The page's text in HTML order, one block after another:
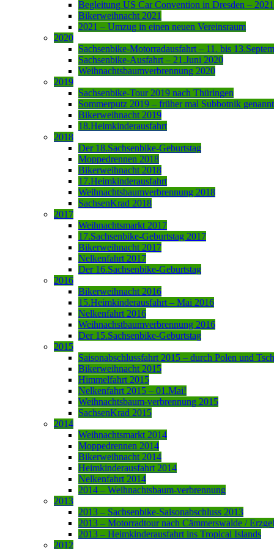
Begleitung US Car Convention in Dresden – 2021
Bikerweihnacht 2021
2021 – Umzug in einen neuen Vereinsraum
2020
Sachsenbike-Motorradausfahrt – 11. bis
Sachsenbike-Ausfahrt – 21.Juni 2020
Weihnachtsbaumverbrennung 2020
2019
Sachsenbike-Tour 2019 nach Thüringen
Sommerputz 2019 – früher mal Subbotnik genannt
Bikerweihnacht 2019
18.Heimkinderausfahrt
2018
Der 18.Sachsenbike-Geburtstag
Moppedrennen 2018
Bikerweihnacht 2018
17.Heimkinderausfahrt
Weihnachtsbaumverbrennung 2018
SachsenKrad 2018
2017
Weihnachtsmarkt 2017
17.Sachsenbike-Geburtstag 2017
Bikerweihnacht 2017
Nelkenfahrt 2017
Der 16.Sachsenbike-Geburtstag
2016
Bikerweihnacht 2016
15.Heimkinderausfahrt – Mai 2016
Nelkenfahrt 2016
Weihnachstbaumverbrennung 2016
Der 15.Sachsenbike-Geburtstag
2015
Saisonabschlussfahrt 2015 – durch Polen und
Bikerweihnacht 2015
Himmelfahrt 2015
Nelkenfahrt 2015 – 01.Mai!
Weihnachtsbaum-verbrennung 2015
SachsenKrad 2015
2014
Weihnachtsmarkt 2014
Moppedrennen 2014
Bikerweihnacht 2014
Heimkinderausfahrt 2014
Nelkenfahrt 2014
2014 – Weihnachtsbaum-verbrennung
2013
2013 – Sachsenbike-Saisonabschluss 2013
2013 – Motorradtour nach Cämmerswalde /
2013 – Heimkinderausfahrt ins Tropical Islands
2012